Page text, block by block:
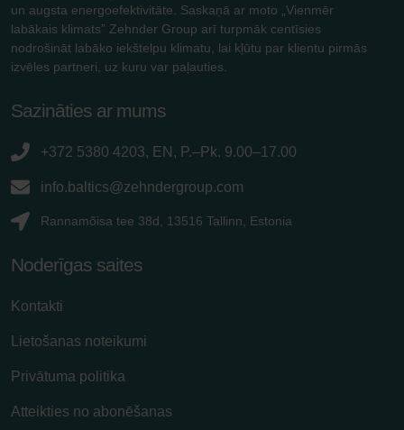
un augsta energoefektivitāte. Saskaņā ar moto „Vienmēr
labākais klimats” Zehnder Group arī turpmāk centīsies
nodrošināt labāko iekštelpu klimatu, lai kļūtu par klientu pirmās
izvēles partneri, uz kuru var paļauties.
Sazināties ar mums
+372 5380 4203, EN, P.–Pk. 9.00–17.00
info.baltics@zehndergroup.com
Rannamõisa tee 38d, 13516 Tallinn, Estonia
Noderīgas saites
Kontakti
Lietošanas noteikumi
Privātuma politika
Atteikties no abonēšanas